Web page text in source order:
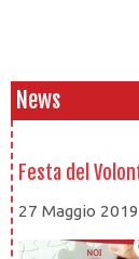
News
Festa del
27 Maggio 2019